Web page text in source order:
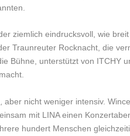
ziemlich eindrucksvoll, wie
Traunreuter Rocknacht, die
Bühne, unterstützt von ITCHY
nicht weniger intensiv.
mit LINA einen
hundert Menschen